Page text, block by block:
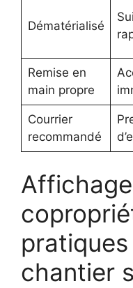
Dématérialisé
Remise en
main propre
Courrier
recommandé
chantier